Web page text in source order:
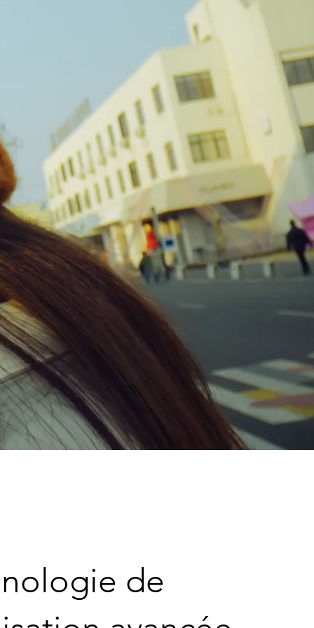
de